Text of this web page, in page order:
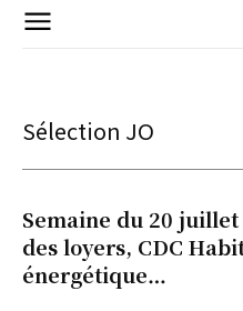
Sélection JO
Semaine du 20
des loyers, CDC
énergétique…